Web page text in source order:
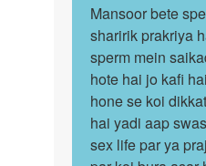
to
Mera
sperm
count
Bahot
kum
a…
Mansoor
bete
sperm
ka
banana…
Mansoor bete
sharirik prakriya
sperm mein
hote hai jo kafi
hone se koi
hai yadi aap
sex life par ya